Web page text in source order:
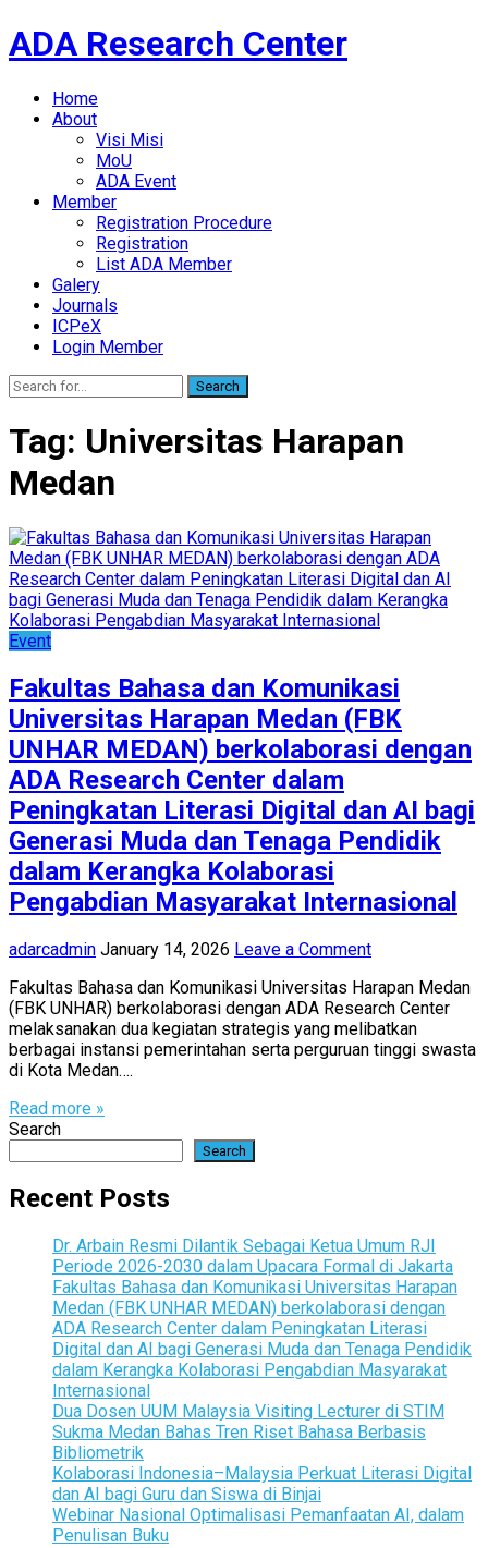
ADA Research Center
Home
About
Visi Misi
MoU
ADA Event
Member
Registration Procedure
Registration
List ADA Member
Galery
Journals
ICPeX
Login Member
Search
Tag: Universitas Harapan
Medan
Event
Fakultas Bahasa dan Komunikasi
Universitas Harapan Medan (FBK
UNHAR MEDAN) berkolaborasi dengan
ADA Research Center dalam
Peningkatan Literasi Digital dan AI bagi
Generasi Muda dan Tenaga Pendidik
dalam Kerangka Kolaborasi
Pengabdian Masyarakat Internasional
adarcadmin January 14, 2026 Leave a Comment
Fakultas Bahasa dan Komunikasi Universitas Harapan Medan
(FBK UNHAR) berkolaborasi dengan ADA Research Center
melaksanakan dua kegiatan strategis yang melibatkan
berbagai instansi pemerintahan serta perguruan tinggi swasta
di Kota Medan….
Read more »
Search
Search
Recent Posts
Dr. Arbain Resmi Dilantik Sebagai Ketua Umum RJI
Periode 2026-2030 dalam Upacara Formal di Jakarta
Fakultas Bahasa dan Komunikasi Universitas Harapan
Medan (FBK UNHAR MEDAN) berkolaborasi dengan
ADA Research Center dalam Peningkatan Literasi
Digital dan AI bagi Generasi Muda dan Tenaga Pendidik
dalam Kerangka Kolaborasi Pengabdian Masyarakat
Internasional
Dua Dosen UUM Malaysia Visiting Lecturer di STIM
Sukma Medan Bahas Tren Riset Bahasa Berbasis
Bibliometrik
Kolaborasi Indonesia–Malaysia Perkuat Literasi Digital
dan AI bagi Guru dan Siswa di Binjai
Webinar Nasional Optimalisasi Pemanfaatan AI, dalam
Penulisan Buku